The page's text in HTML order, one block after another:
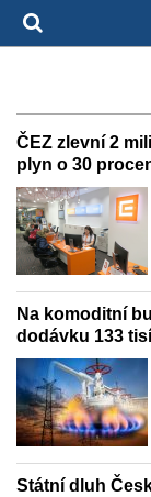
ČEZ zlevní 2
plyn o 30
Na komoditní
dodávku 133
Státní dluh